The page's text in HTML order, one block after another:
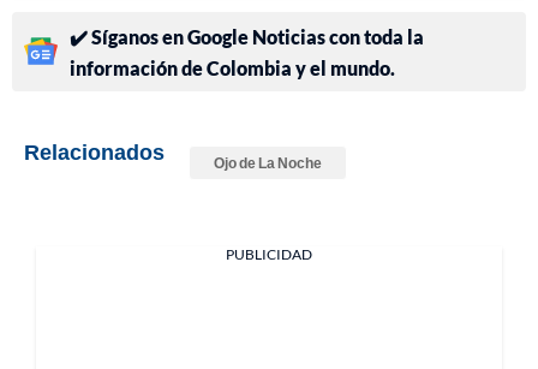
✔️ Síganos en Google Noticias con toda la
información de Colombia y el mundo.
Relacionados Ojo de La Noche
PUBLICIDAD